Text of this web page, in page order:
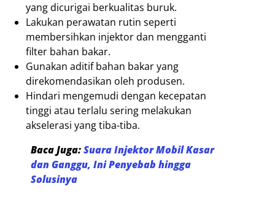
yang dicurigai berkualitas buruk.
Lakukan perawatan rutin seperti
membersihkan injektor dan mengganti
filter bahan bakar.
Gunakan aditif bahan bakar yang
direkomendasikan oleh produsen.
Hindari mengemudi dengan kecepatan
tinggi atau terlalu sering melakukan
akselerasi yang tiba-tiba.
Baca Juga:Suara Injektor Mobil Kasar
dan Ganggu, Ini Penyebab hingga
Solusinya